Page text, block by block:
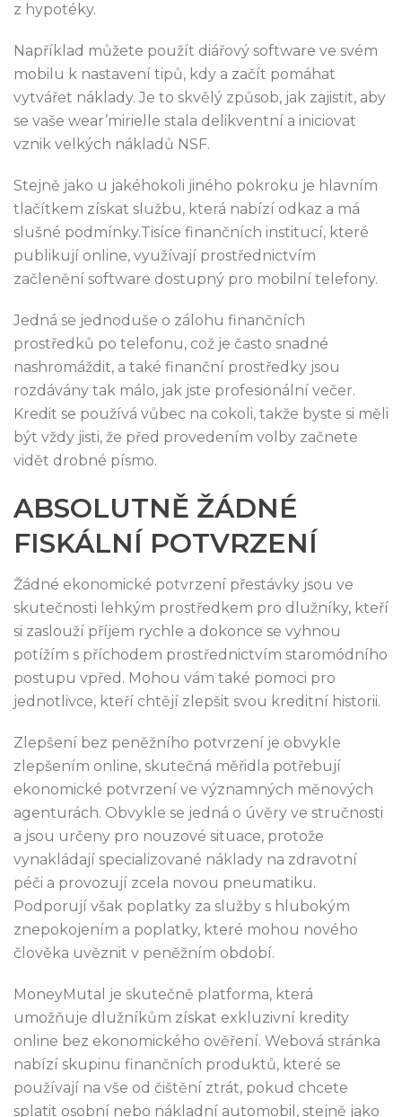
z hypotéky.
Například můžete použít diářový software ve svém
mobilu k nastavení tipů, kdy a začít pomáhat
vytvářet náklady. Je to skvělý způsob, jak zajistit, aby
se vaše wear’mirielle stala delikventní a iniciovat
vznik velkých nákladů NSF.
Stejně jako u jakéhokoli jiného pokroku je hlavním
tlačítkem získat službu, která nabízí odkaz a má
slušné podmínky.Tisíce finančních institucí, které
publikují online, využívají prostřednictvím
začlenění software dostupný pro mobilní telefony.
Jedná se jednoduše o zálohu finančních
prostředků po telefonu, což je často snadné
nashromáždit, a také finanční prostředky jsou
rozdávány tak málo, jak jste profesionální večer.
Kredit se používá vůbec na cokoli, takže byste si měli
být vždy jisti, že před provedením volby začnete
vidět drobné písmo.
ABSOLUTNĚ ŽÁDNÉ
FISKÁLNÍ POTVRZENÍ
Žádné ekonomické potvrzení přestávky jsou ve
skutečnosti lehkým prostředkem pro dlužníky, kteří
si zaslouží příjem rychle a dokonce se vyhnou
potížím s příchodem prostřednictvím staromódního
postupu vpřed. Mohou vám také pomoci pro
jednotlivce, kteří chtějí zlepšit svou kreditní historii.
Zlepšení bez peněžního potvrzení je obvykle
zlepšením online, skutečná měřidla potřebují
ekonomické potvrzení ve významných měnových
agenturách. Obvykle se jedná o úvěry ve stručnosti
a jsou určeny pro nouzové situace, protože
vynakládají specializované náklady na zdravotní
péči a provozují zcela novou pneumatiku.
Podporují však poplatky za služby s hlubokým
znepokojením a poplatky, které mohou nového
člověka uvěznit v peněžním období.
MoneyMutal je skutečně platforma, která
umožňuje dlužníkům získat exkluzivní kredity
online bez ekonomického ověření. Webová stránka
nabízí skupinu finančních produktů, které se
používají na vše od čištění ztrát, pokud chcete
splatit osobní nebo nákladní automobil, stejně jako